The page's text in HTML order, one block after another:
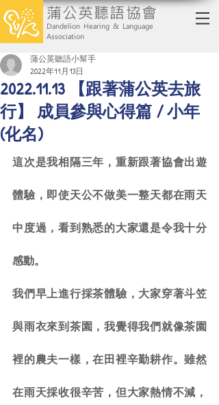
蒲公英聽語協會
Dandelion Hearing & Language
Association
2022.11.13 【跟著蒲公英去旅
行】 成員參與心得篇 / 小年
(化名)
蒲公英聽語小幫手
2022年11月13日
這次是我相隔三年，重新跟著協會出遊
體驗，即使天公不做美一整天都在雨天
中度過，看到熟悉的大家還是令我十分
感動。
我們早上進行採茶體驗，大家穿著斗笠
與雨衣來到茶園，我覺得我們就像茶園
裡的農夫一樣，在田裡辛勤耕作。雖然
在雨天採收很辛苦，但大家熱情不減，